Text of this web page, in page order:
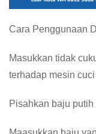
Cara Penggunaan
Masukkan tidak
terhadap mesin cuci
Pisahkan baju